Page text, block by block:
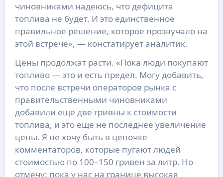
чиновниками надеюсь, что дефицита
топлива не будет. И это единственное
правильное решение, которое прозвучало на
этой встрече», — констатирует аналитик.
Цены продолжат расти. «Пока люди покупают
топливо — это и есть предел. Могу добавить,
что после встречи операторов рынка с
правительственными чиновниками
добавили еще две гривны к стоимости
топлива, и это еще не последнее увеличение
цены. Я не хочу быть в цепочке
комментаторов, которые пугают людей
стоимостью по 100–150 гривен за литр. Но
отмечу: пока у нас на границе высокая